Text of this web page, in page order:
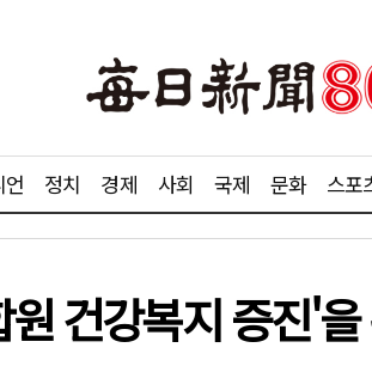
정치 경제 사회 국제 문화 스포
건강복지 증진'